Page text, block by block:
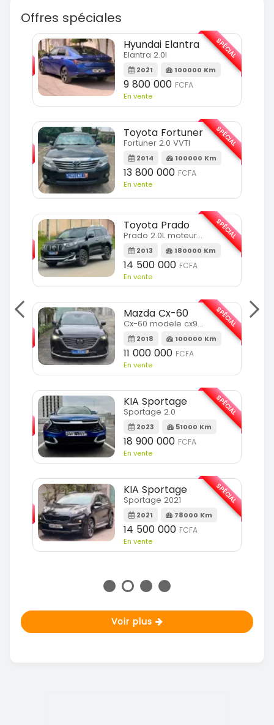
Offres spéciales
SPÉCIAL
Hyundai Elantra
Elantra 2.0l
2021 100000 Km
9 800 000 FCFA
En vente
SPÉCIAL
Toyota Fortuner
Fortuner 2.0 VVTI
2014 100000 Km
13 800 000 FCFA
En vente
SPÉCIAL
Toyota Prado
Prado 2.0L moteur d4d
2013 180000 Km
14 500 000 FCFA
En vente
SPÉCIAL
Mazda Cx-60
Cx-60 modele cx9 full option
2018 100000 Km
11 000 000 FCFA
En vente
SPÉCIAL
KIA Sportage
Sportage 2.0
2023 51000 Km
18 900 000 FCFA
En vente
SPÉCIAL
KIA Sportage
Sportage 2021
2021 78000 Km
14 500 000 FCFA
En vente
SPÉCIAL
Voir plus